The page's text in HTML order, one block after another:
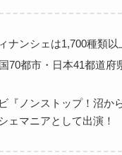
ナンシェは1,700種類以
70都市・日本41都道府
『ノンストップ！沼か
ェマニアとして出演！